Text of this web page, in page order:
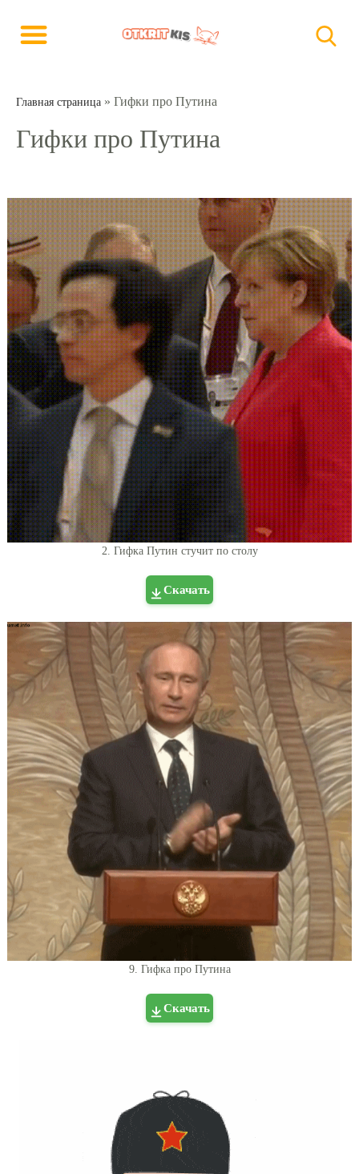
Главная страница » Гифки про Путина
Гифки про Путина
2. Гифка Путин стучит по столу
Скачать
9. Гифка про Путина
Скачать